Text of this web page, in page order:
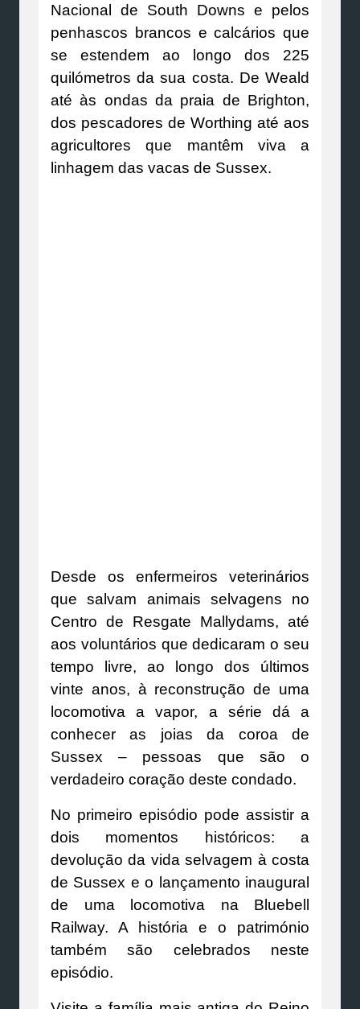
Nacional de South Downs e pelos
penhascos brancos e calcários que
se estendem ao longo dos 225
quilómetros da sua costa. De Weald
até às ondas da praia de Brighton,
dos pescadores de Worthing até aos
agricultores que mantêm viva a
linhagem das vacas de Sussex.
Desde os enfermeiros veterinários
que salvam animais selvagens no
Centro de Resgate Mallydams, até
aos voluntários que dedicaram o seu
tempo livre, ao longo dos últimos
vinte anos, à reconstrução de uma
locomotiva a vapor, a série dá a
conhecer as joias da coroa de
Sussex – pessoas que são o
verdadeiro coração deste condado.
No primeiro episódio pode assistir a
dois momentos históricos: a
devolução da vida selvagem à costa
de Sussex e o lançamento inaugural
de uma locomotiva na Bluebell
Railway. A história e o património
também são celebrados neste
episódio.